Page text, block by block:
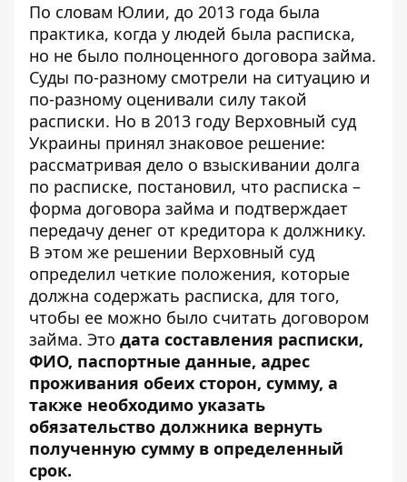
По словам Юлии, до 2013 года была
практика, когда у людей была расписка,
но не было полноценного договора займа.
Суды по-разному смотрели на ситуацию и
по-разному оценивали силу такой
расписки. Но в 2013 году Верховный суд
Украины принял знаковое решение:
рассматривая дело о взыскивании долга
по расписке, постановил, что расписка –
форма договора займа и подтверждает
передачу денег от кредитора к должнику.
В этом же решении Верховный суд
определил четкие положения, которые
должна содержать расписка, для того,
чтобы ее можно было считать договором
займа. Это дата составления расписки,
ФИО, паспортные данные, адрес
проживания обеих сторон, сумму, а
также необходимо указать
обязательство должника вернуть
полученную сумму в определенный
срок.